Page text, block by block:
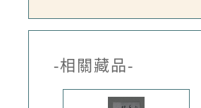
-相關藏品-